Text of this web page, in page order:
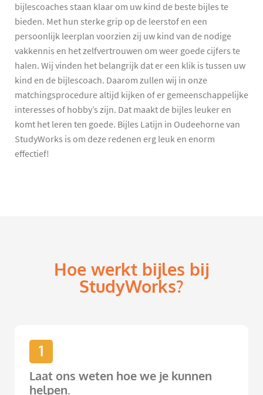
bijlescoaches staan klaar om uw kind de beste bijles te
bieden. Met hun sterke grip op de leerstof en een
persoonlijk leerplan voorzien zij uw kind van de nodige
vakkennis en het zelfvertrouwen om weer goede cijfers te
halen. Wij vinden het belangrijk dat er een klik is tussen uw
kind en de bijlescoach. Daarom zullen wij in onze
matchingsprocedure altijd kijken of er gemeenschappelijke
interesses of hobby’s zijn. Dat maakt de bijles leuker en
komt het leren ten goede. Bijles Latijn in Oudeehorne van
StudyWorks is om deze redenen erg leuk en enorm
effectief!
Hoe werkt bijles bij
StudyWorks?
1
Laat ons weten hoe we je kunnen
helpen.